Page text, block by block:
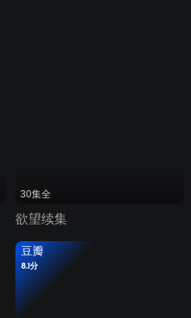
30集全
欲望续集
豆瓣
8.1分